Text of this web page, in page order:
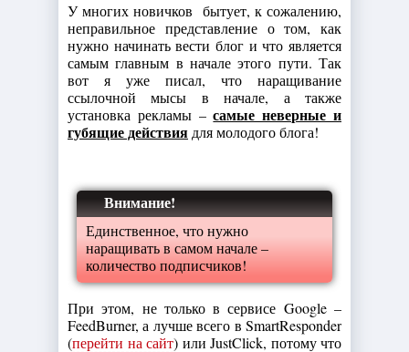
У многих новичков бытует, к сожалению,
неправильное представление о том, как
нужно начинать вести блог и что является
самым главным в начале этого пути. Так
вот я уже писал, что наращивание
ссылочной мысы в начале, а также
установка рекламы –самые неверные и
губящие действия для молодого блога!
Внимание!
Единственное, что нужно
наращивать в самом начале –
количество подписчиков!
При этом, не только в сервисе Google –
FeedBurner, а лучше всего в SmartResponder
(перейти на сайт) или JustClick, потому что